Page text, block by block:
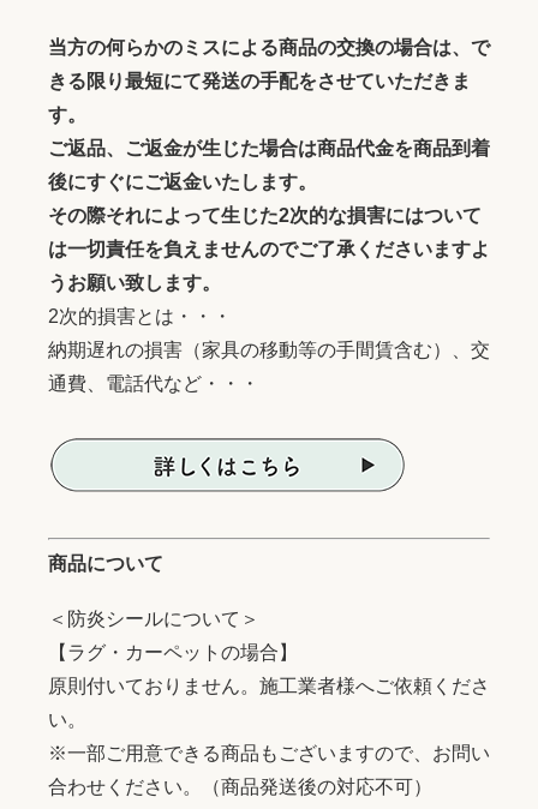
当方の何らかのミスによる商品の交換の場合は、で
きる限り最短にて発送の手配をさせていただきま
す。
ご返品、ご返金が生じた場合は商品代金を商品到着
後にすぐにご返金いたします。
その際それによって生じた2次的な損害にはついて
は一切責任を負えませんのでご了承くださいますよ
うお願い致します。
2次的損害とは・・・
納期遅れの損害（家具の移動等の手間賃含む）、交
通費、電話代など・・・
商品について
＜防炎シールについて＞
【ラグ・カーペットの場合】
原則付いておりません。施工業者様へご依頼くださ
い。
※一部ご用意できる商品もございますので、お問い
合わせください。（商品発送後の対応不可）